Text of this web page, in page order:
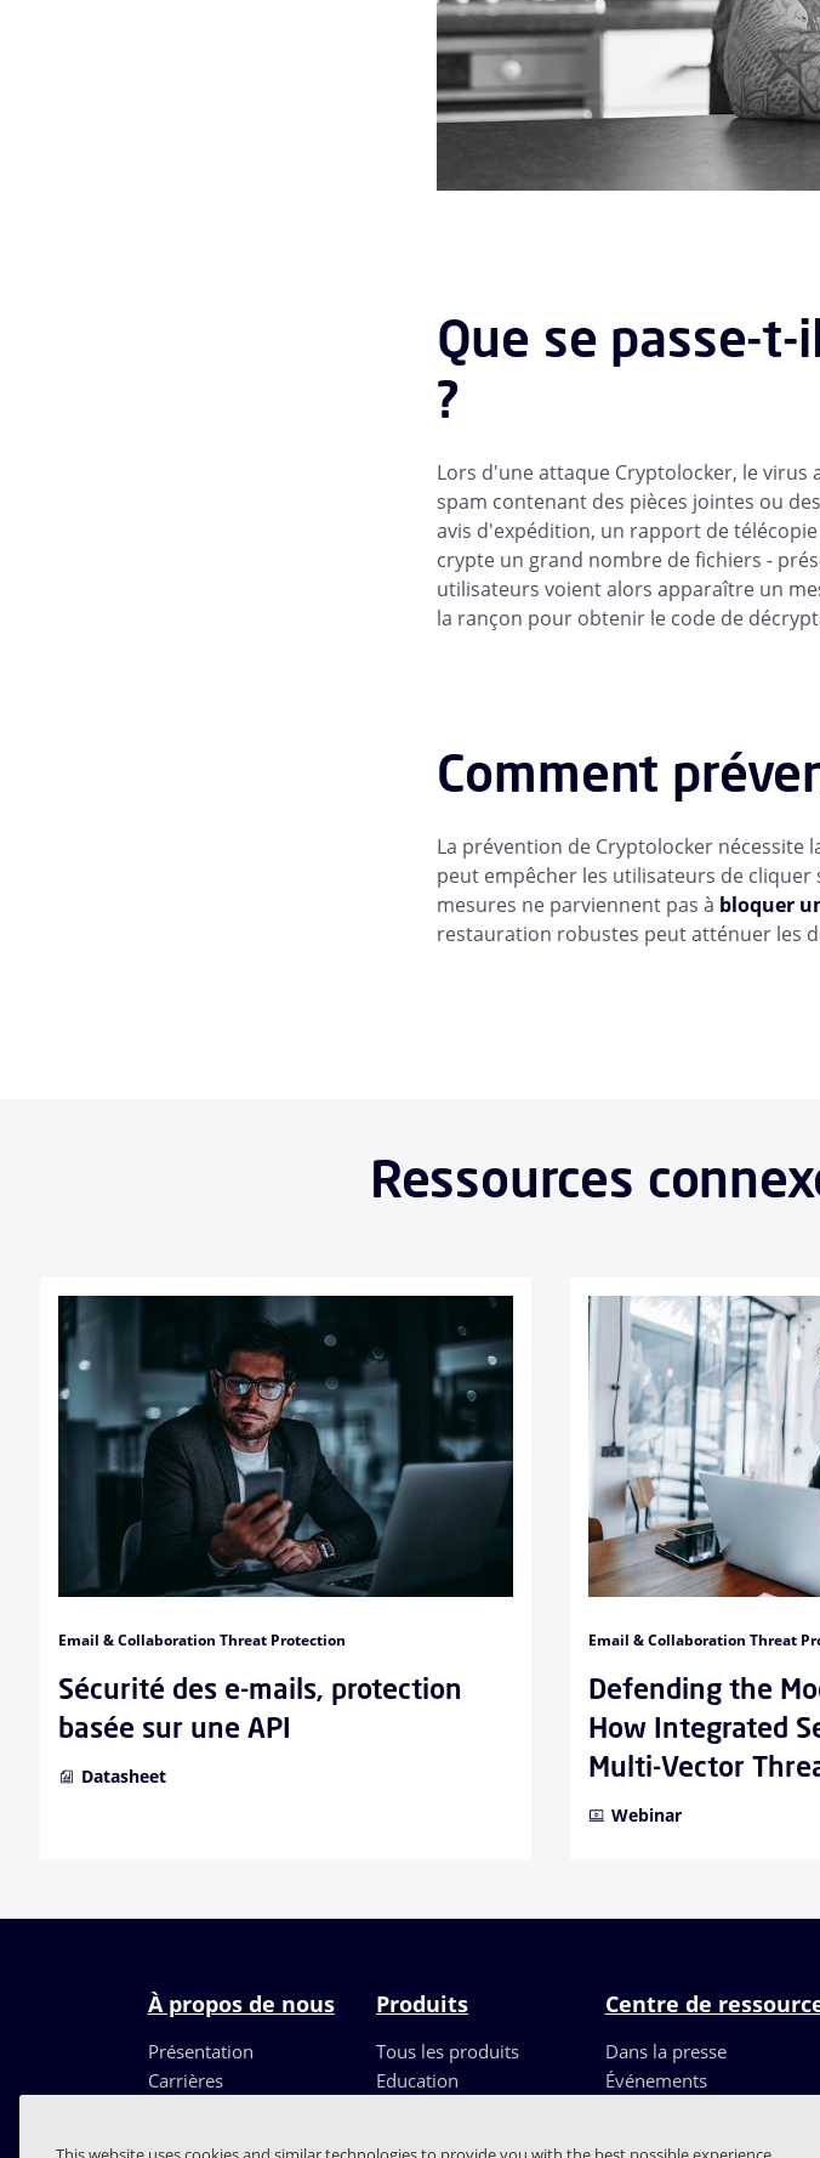
Que se passe-
?
Lors d'une attaque Cryptolocker, le
spam contenant des pièces jointes ou
avis d'expédition, un rapport de
crypte un grand nombre de fichiers -
utilisateurs voient alors apparaître un
la rançon pour obtenir le code de
Comment
La prévention de Cryptolocker
peut empêcher les utilisateurs de
mesures ne parviennent pas à bloquer
restauration robustes peut atténuer les
Ressources
Email & Collaboration Threat Protection
Sécurité des e-mails, protection
basée sur une API
Datasheet
Email & Collaboration Threat
Defending the
How Integrated
Multi-Vector
Webinar
À propos de nous
Présentation
Carrières
Produits
Tous les produits
Education
Centre de
Dans la presse
Événements